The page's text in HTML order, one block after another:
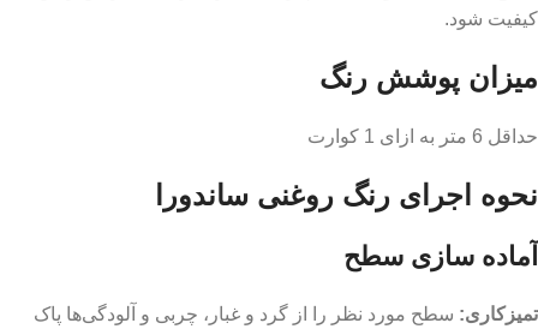
کیفیت شود.
میزان پوشش رنگ
حداقل 6 متر به ازای 1 کوارت
نحوه اجرای رنگ روغنی ساندورا
آماده سازی سطح
تمیزکاری: سطح مورد نظر را از گرد و غبار، چربی و آلودگی‌ها پاک